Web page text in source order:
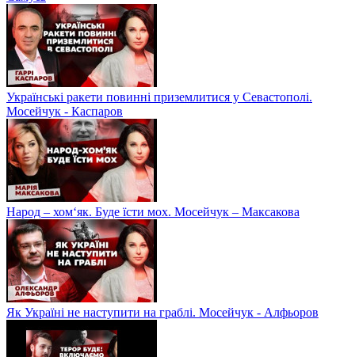
Українські ракети повинні приземлитися у Севастополі.
Мосейчук - Каспаров
Народ – хом‘як. Буде їсти мох. Мосейчук – Максакова
Як Україні не наступити на граблі. Мосейчук - Алфьоров